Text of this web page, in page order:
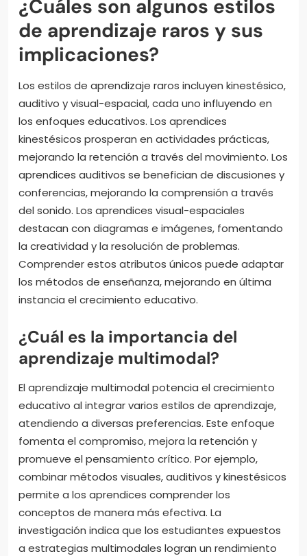
¿Cuáles son algunos estilos
de aprendizaje raros y sus
implicaciones?
Los estilos de aprendizaje raros incluyen kinestésico,
auditivo y visual-espacial, cada uno influyendo en
los enfoques educativos. Los aprendices
kinestésicos prosperan en actividades prácticas,
mejorando la retención a través del movimiento. Los
aprendices auditivos se benefician de discusiones y
conferencias, mejorando la comprensión a través
del sonido. Los aprendices visual-espaciales
destacan con diagramas e imágenes, fomentando
la creatividad y la resolución de problemas.
Comprender estos atributos únicos puede adaptar
los métodos de enseñanza, mejorando en última
instancia el crecimiento educativo.
¿Cuál es la importancia del
aprendizaje multimodal?
El aprendizaje multimodal potencia el crecimiento
educativo al integrar varios estilos de aprendizaje,
atendiendo a diversas preferencias. Este enfoque
fomenta el compromiso, mejora la retención y
promueve el pensamiento crítico. Por ejemplo,
combinar métodos visuales, auditivos y kinestésicos
permite a los aprendices comprender los
conceptos de manera más efectiva. La
investigación indica que los estudiantes expuestos
a estrategias multimodales logran un rendimiento